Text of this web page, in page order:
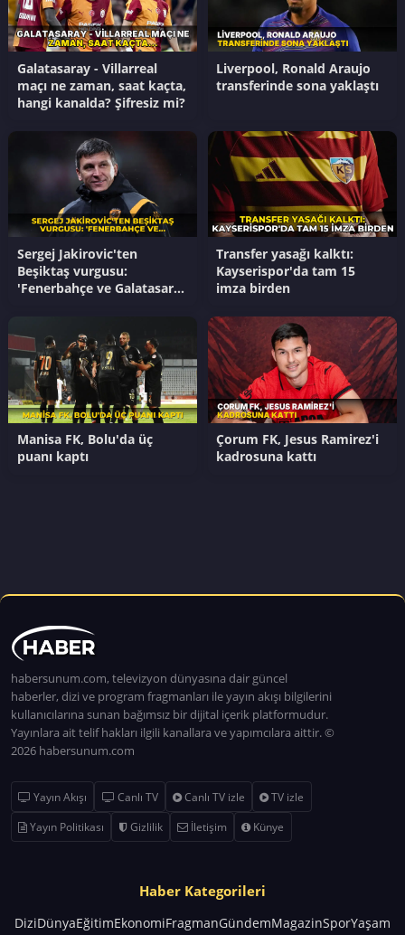
Galatasaray - Villarreal
maçı ne zaman, saat kaçta,
hangi kanalda? Şifresiz mi?
Liverpool, Ronald Araujo
transferinde sona yaklaştı
Sergej Jakirovic'ten
Beşiktaş vurgusu:
'Fenerbahçe ve Galatasaray
Transfer yasağı kalktı:
Kayserispor'da tam 15
imza birden
Manisa FK, Bolu'da üç
puanı kaptı
Çorum FK, Jesus Ramirez'i
kadrosuna kattı
habersunum.com, televizyon dünyasına dair güncel
haberler, dizi ve program fragmanları ile yayın akışı bilgilerini
kullanıcılarına sunan bağımsız bir dijital içerik platformudur.
Yayınlara ait telif hakları ilgili kanallara ve yapımcılara aittir. ©
2026 habersunum.com
Yayın Akışı Canlı TV Canlı TV izle
TV izle
Yayın Politikası
Gizlilik İletişim Künye
Haber Kategorileri
DiziDünyaEğitimEkonomiFragmanGündemMagazinSporYaşam